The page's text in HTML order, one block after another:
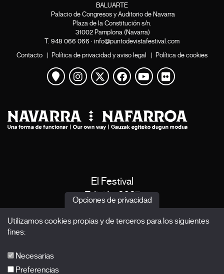
BALUARTE
Palacio de Congresos y Auditorio de Navarra
Plaza de la Constitución s/n.
31002 Pamplona (Navarra)
T. 948 066 066 · info@puntodevistafestival.com
Contacto | Política de privacidad y aviso legal | Política de cookies
Ver mapa
Instagram
Twitter
Facebook
Youtube
Flickr
El Festival
Edición 2027
Acreditaciones
Opciones de privacidad
Utilizamos cookies propias y de terceros para los siguientes
fines:
Necesarias
Preferencias